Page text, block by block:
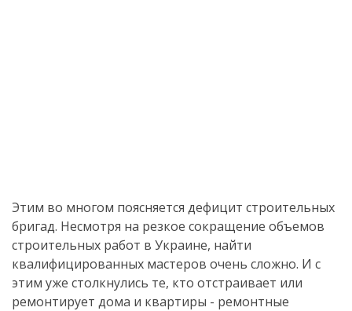
Этим во многом поясняется дефицит строительных
бригад. Несмотря на резкое сокращение объемов
строительных работ в Украине, найти
квалифицированных мастеров очень сложно. И с
этим уже столкнулись те, кто отстраивает или
ремонтирует дома и квартиры - ремонтные